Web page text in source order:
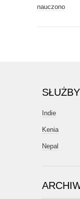
nauczono
Indie
Kenia
Nepal